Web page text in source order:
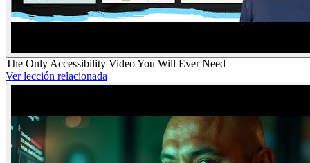
The Only Accessibility Video You Will Ever Need
Ver lección relacionada